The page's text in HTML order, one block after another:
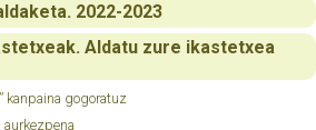
2022-2023
Aldatu zure ikastetxea
kanpaina gogoratuz